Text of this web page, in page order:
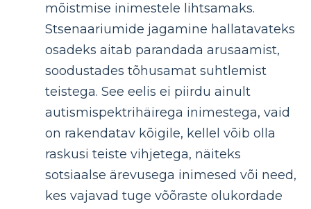
mõistmise inimestele lihtsamaks.
Stsenaariumide jagamine hallatavateks
osadeks aitab parandada arusaamist,
soodustades tõhusamat suhtlemist
teistega. See eelis ei piirdu ainult
autismispektrihäirega inimestega, vaid
on rakendatav kõigile, kellel võib olla
raskusi teiste vihjetega, näiteks
sotsiaalse ärevusega inimesed või need,
kes vajavad tuge võõraste olukordade